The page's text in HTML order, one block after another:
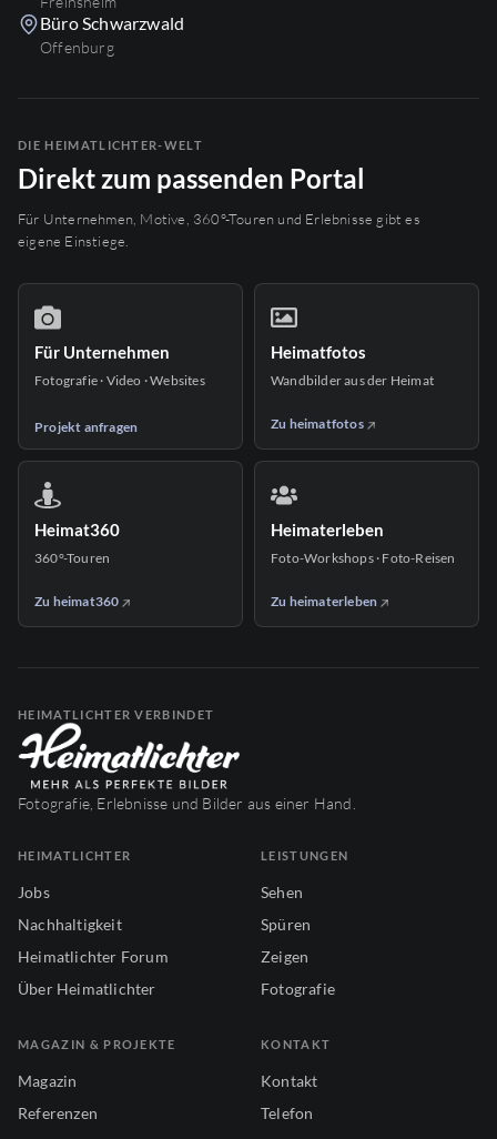
Büro Schwarzwald
Offenburg
DIE HEIMATLICHTER-WELT
Direkt zum passenden Portal
Für Unternehmen, Motive, 360°-Touren und Erlebnisse gibt es
eigene Einstiege.
Für Unternehmen
Fotografie · Video · Websites
Projekt anfragen
Heimatfotos
Wandbilder aus der Heimat
Zu heimatfotos
Heimat360
360°-Touren
Zu heimat360
Heimaterleben
Foto-Workshops · Foto-Reisen
Zu heimaterleben
HEIMATLICHTER VERBINDET
Fotografie, Erlebnisse und Bilder aus einer Hand.
HEIMATLICHTER
Jobs
Nachhaltigkeit
Heimatlichter Forum
Über Heimatlichter
LEISTUNGEN
Sehen
Spüren
Zeigen
Fotografie
MAGAZIN & PROJEKTE
Magazin
Referenzen
KONTAKT
Kontakt
Telefon